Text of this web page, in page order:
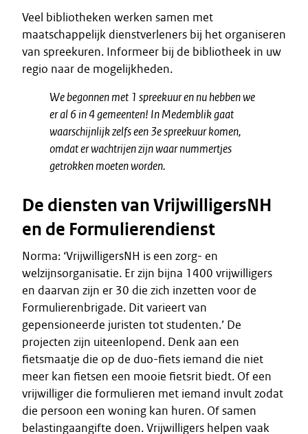
Veel bibliotheken werken samen met
maatschappelijk dienstverleners bij het organiseren
van spreekuren. Informeer bij de bibliotheek in uw
regio naar de mogelijkheden.
We begonnen met 1 spreekuur en nu hebben we
er al 6 in 4 gemeenten! In Medemblik gaat
waarschijnlijk zelfs een 3e spreekuur komen,
omdat er wachtrijen zijn waar nummertjes
getrokken moeten worden.
De diensten van VrijwilligersNH
en de Formulierendienst
Norma: ‘VrijwilligersNH is een zorg- en
welzijnsorganisatie. Er zijn bijna 1400 vrijwilligers
en daarvan zijn er 30 die zich inzetten voor de
Formulierenbrigade. Dit varieert van
gepensioneerde juristen tot studenten.’ De
projecten zijn uiteenlopend. Denk aan een
fietsmaatje die op de duo-fiets iemand die niet
meer kan fietsen een mooie fietsrit biedt. Of een
vrijwilliger die formulieren met iemand invult zodat
die persoon een woning kan huren. Of samen
belastingaangifte doen. Vrijwilligers helpen vaak